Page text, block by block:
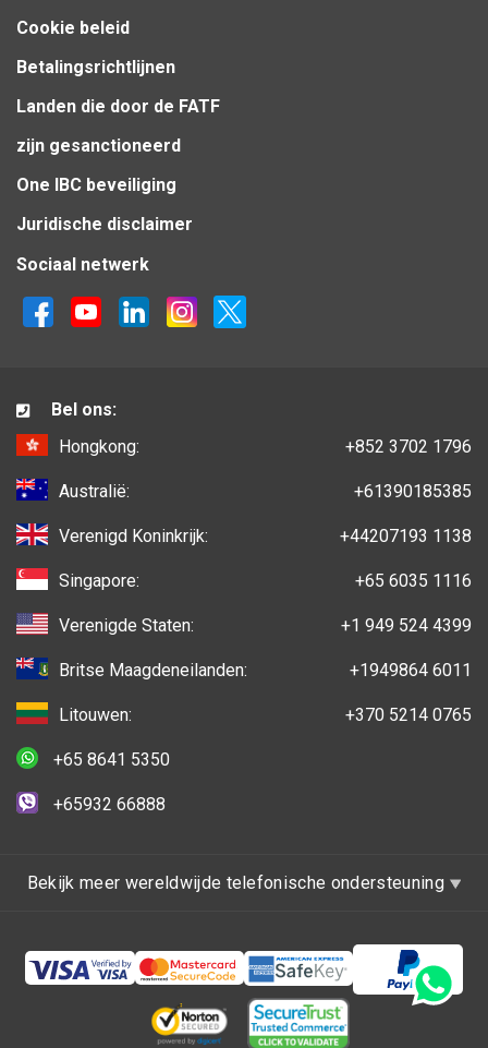
Cookie beleid
Betalingsrichtlijnen
Landen die door de FATF
zijn gesanctioneerd
One IBC beveiliging
Juridische disclaimer
Sociaal netwerk
Bel ons:
Hongkong:
+852 3702 1796
Australië: +61390185385
Verenigd Koninkrijk: +44207193 1138
Singapore: +65 6035 1116
Verenigde Staten: +1 949 524 4399
Britse Maagdeneilanden: +1949864 6011
Litouwen: +370 5214 0765
+65 8641 5350
+65932 66888
Bekijk meer wereldwijde telefonische ondersteuning